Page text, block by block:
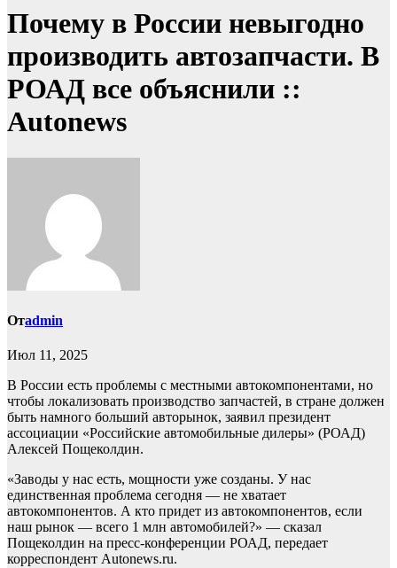
Почему в России невыгодно
производить автозапчасти. В
РОАД все объяснили ::
Autonews
Отadmin
Июл 11, 2025
В России есть проблемы с местными автокомпонентами, но
чтобы локализовать производство запчастей, в стране должен
быть намного больший авторынок, заявил президент
ассоциации «Российские автомобильные дилеры» (РОАД)
Алексей Пощеколдин.
«Заводы у нас есть, мощности уже созданы. У нас
единственная проблема сегодня — не хватает
автокомпонентов. А кто придет из автокомпонентов, если
наш рынок — всего 1 млн автомобилей?» — сказал
Пощеколдин на пресс-конференции РОАД, передает
корреспондент Autonews.ru.